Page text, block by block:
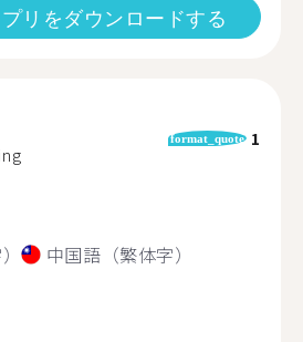
リをダウンロードする
format_quote 1
中国語（繁体字）